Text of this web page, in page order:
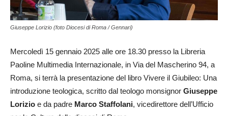
Giuseppe Lorizio (foto Diocesi di Roma / Gennari)
Mercoledì 15 gennaio 2025 alle ore 18.30 presso la Libreria
Paoline Multimedia Internazionale, in Via del Mascherino 94, a
Roma, si terrà la presentazione del libro Vivere il Giubileo: Una
introduzione teologica, scritto dal teologo monsignor Giuseppe
Lorizio e da padre Marco Staffolani, vicedirettore dell’Ufficio